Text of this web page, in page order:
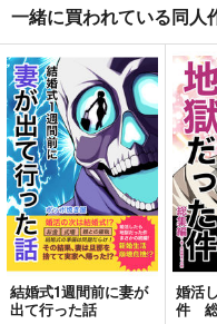
黒白のアヴェスター 2
神座万象・第十四機
関
専売 2,178円（税込）
オリジナル
サンプル
カート
通勤
んつ
13
嘘つ
662
オリ
一緒に買われている同人
結婚式1週間前に妻が
出て行った話
婚活
件